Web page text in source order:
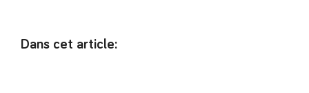
Dans cet article: